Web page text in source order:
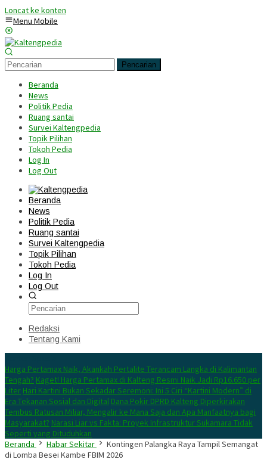
Loncat ke konten
Menu Mobile
Pencarian
Beranda
News
Politik Pedia
Ruang santai
Survei Kaltengpedia
Topik Pilihan
Tokoh Pedia
Log In
Log Out
Beranda
News
Politik Pedia
Ruang santai
Survei Kaltengpedia
Topik Pilihan
Tokoh Pedia
Log In
Log Out
Redaksi
Tentang Kami
Harga Pertamax Naik, Akankah Pertalite Terancam Langka di Kalimantan
Tengah? Kaget! Harga Pertamax di Kalteng Resmi Naik Jadi Rp16.650 per
Liter Hari Kartini Bukan Sekadar Seremoni: Ini 5 Ciri “Kartini Modern” di
Era Tekanan Sosial dan Digital Dana Pokir DPRD Kalteng Diperkirakan
Tembus Ratusan Miliar, Mengalir ke Mana Saja dan Apa Manfaatnya bagi
Masyarakat? Narasi Liar vs Fakta: Proyek Infrastruktur Sukamara Tidak
Seperti yang Dituduhkan
Beranda
Habar Sekitar
Kontingen Palangka Raya Tampil Semangat
di Lomba Besei Kambe FBIM 2026